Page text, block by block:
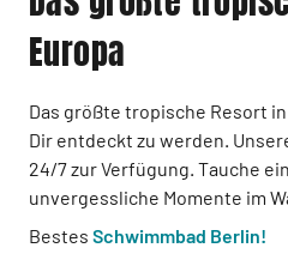
Europa
Das größte tropische Resort
Dir entdeckt zu werden.
24/7 zur Verfügung. Tauche
unvergessliche Momente im
Bestes Schwimmbad Berlin!